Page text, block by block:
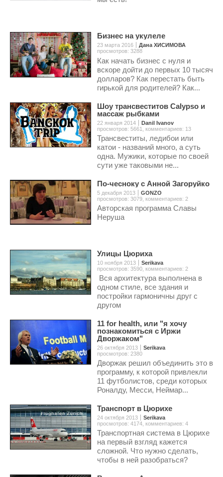
Бизнес на укулеле
23 марта 2016
Дана ХИСИМОВА
просмотров: 3288
Как начать бизнес с нуля и
вскоре дойти до первых 10 тысяч
долларов? Как перестать быть
гирькой для родителей? Как...
Шоу трансвеститов Calypso и
массаж рыбками
22 января 2014
Danil Ivanov
просмотров: 5661
комментариев: 13
Трансвеститы, ледибои или
катои - названий много, а суть
одна. Мужики, которые по своей
сути уже таковыми не...
По-чесноку с Анной Загоруйко
5 декабря 2013
GONZO
просмотров: 3079, комментариев: 2
Авторская программа Славы
Неруша
Улицы Цюриха
10 ноября 2013
Serikava
просмотров: 3590, комментариев: 2
Вся архитектура выполнена в
одном стиле, все здания и
постройки гармоничны друг с
другом
11 for health, или "я хочу
познакомиться с Иржи
Дворжаком"
26 октября 2013
Serikava
просмотров: 2380
Дворжак решил объединить это в
программу, к которой привлекли
11 футболистов, среди которых
Роналду, Месси, Неймар...
Транспорт в Цюрихе
24 октября 2013
Serikava
просмотров: 4174, комментариев: 4
Транспортная система в Цюрихе
на первый взгляд кажется
сложной. Что нужно сделать,
чтобы в ней разобраться?